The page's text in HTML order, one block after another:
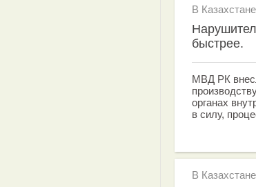
В Казахстане
быстрее.
МВД РК
органах
в силу,
В Казахстане